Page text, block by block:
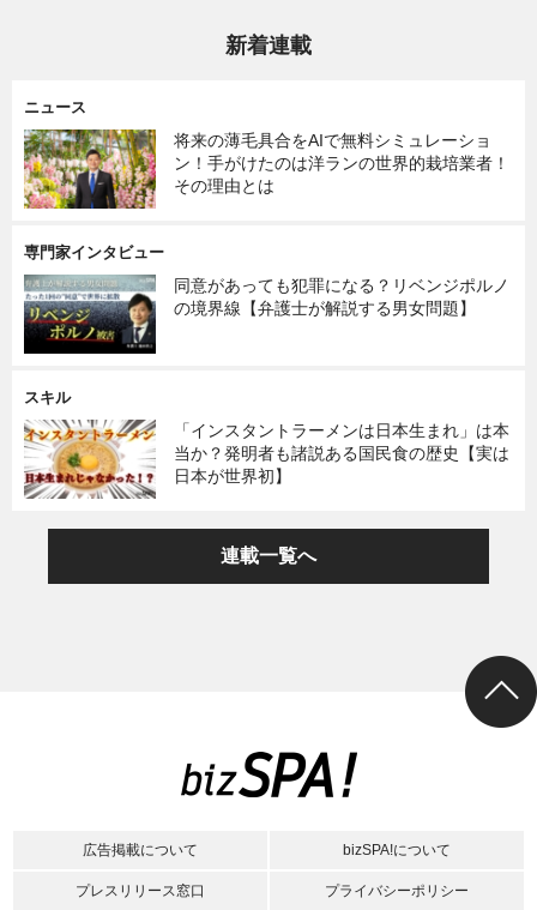
新着連載
ニュース
将来の薄毛具合をAIで無料シミュレーショ
ン！手がけたのは洋ランの世界的栽培業者！
その理由とは
専門家インタビュー
同意があっても犯罪になる？リベンジポルノ
の境界線【弁護士が解説する男女問題】
スキル
「インスタントラーメンは日本生まれ」は本
当か？発明者も諸説ある国民食の歴史【実は
日本が世界初】
連載一覧へ
広告掲載について bizSPA!について
プレスリリース窓口 プライバシーポリシー